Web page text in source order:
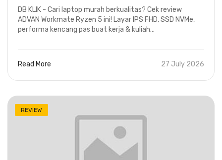
DB KLIK - Cari laptop murah berkualitas? Cek review
ADVAN Workmate Ryzen 5 ini! Layar IPS FHD, SSD NVMe,
performa kencang pas buat kerja & kuliah...
Read More 27 July 2026
REVIEW